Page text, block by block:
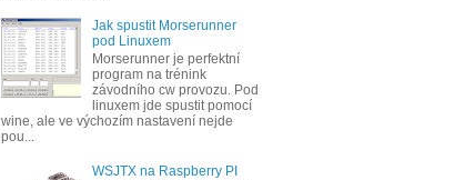
Jak spustit Morserunner
pod Linuxem
Morserunner je perfektní
program na trénink
závodního cw provozu. Pod
linuxem jde spustit pomocí
wine, ale ve výchozím nastavení nejde
pou...
WSJTX na Raspberry PI